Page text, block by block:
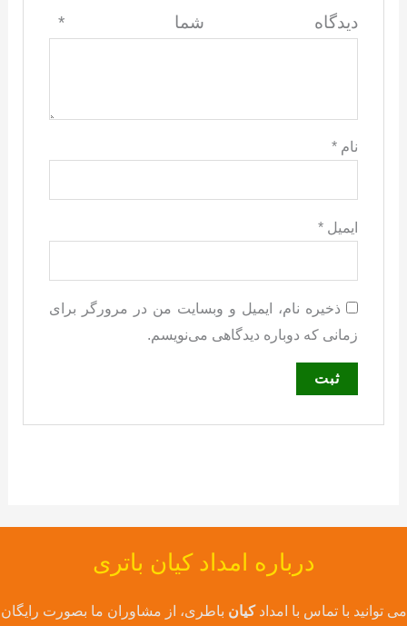
دیدگاه شما*
نام*
ایمیل*
ذخیره نام، ایمیل و وبسایت من در مرورگر برای
زمانی که دوباره دیدگاهی می‌نویسم.
درباره امداد کیان باتری
می توانید با تماس با امدادکیان باطری، از مشاوران ما بصورت رایگان